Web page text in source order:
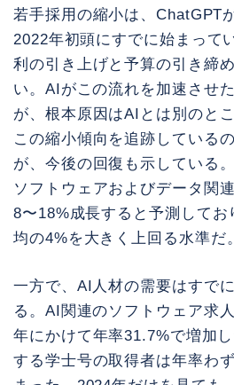
若手採用の縮小は、ChatGPT
2022年初頭にすでに始まって
利の引き上げと予算の引き締
い。AIがこの流れを加速させ
が、根本原因はAIとは別のと
この縮小傾向を追跡している
が、今後の回復も示している
ソフトウェアおよびデータ関
8〜18%成長すると予測してお
均の4%を大きく上回る水準だ。
一方で、AI人材の需要はすで
る。AI関連のソフトウェア求
年にかけて年率31.7%で増加
する学士号の取得者は年率わ